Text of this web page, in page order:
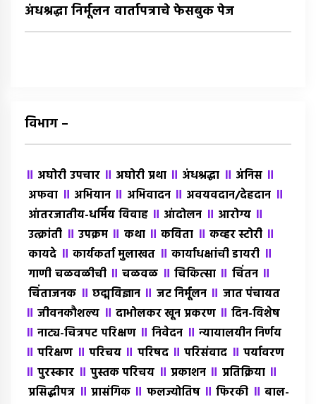
अंधश्रद्धा निर्मूलन वार्तापत्राचे फेसबुक पेज
विभाग –
॥ अघोरी उपचार ॥ अघोरी प्रथा ॥ अंधश्रद्धा ॥ अंंनिस ॥
अफवा ॥ अभियान ॥ अभिवादन ॥ अवयवदान/देहदान ॥
आंतरजातीय-धर्मिय विवाह ॥ आंदोलन ॥ आरोग्य ॥
उत्क्रांती ॥ उपक्रम ॥ कथा ॥कविता ॥ कव्हर स्टोरी ॥
कायदे ॥ कार्यकर्ता मुलाखत ॥ कार्याधक्षांची डायरी ॥
गाणी चळवळीची ॥चळवळ ॥ चिकित्सा ॥ चिंतन ॥
चिंताजनक ॥ छद्मविज्ञान ॥ जट निर्मूलन ॥ जात पंचायत
॥जीवनकौशल्य ॥ दाभोलकर खून प्रकरण ॥दिन-विशेष
॥नाट्य-चित्रपट परिक्षण ॥निवेदन ॥ न्यायालयीन निर्णय
॥परिक्षण ॥ परिचय ॥ परिषद ॥परिसंवाद ॥ पर्यावरण
॥पुरस्कार ॥ पुस्तक परिचय ॥ प्रकाशन ॥ प्रतिक्रिया ॥
प्रसिद्धीपत्र ॥ प्रासंगिक ॥ फलज्योतिष ॥फिरकी ॥ बाल-